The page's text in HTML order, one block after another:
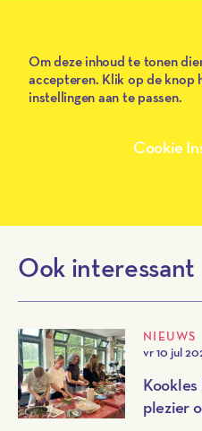
Om deze inhoud te tonen
accepteren. Klik op de knop
instellingen aan te passen.
Cookie
Ook interessant
NIEUWS
vr 10 jul
plezier